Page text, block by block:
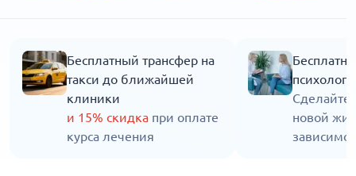
Бесплатный трансфер на
такси до ближайшей
клиники
и 15% скидка при оплате
курса лечения
психолога
Сделайте
новой